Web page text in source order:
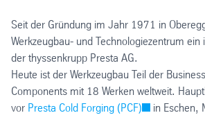
Seit der Gründung im Jahr 1971 in
Werkzeugbau- und Technologiezentrum
der thyssenkrupp Presta AG.
Heute ist der Werkzeugbau Teil der
Components mit 18 Werken weltweit.
vor Presta Cold Forging (PCF) in Eschen,